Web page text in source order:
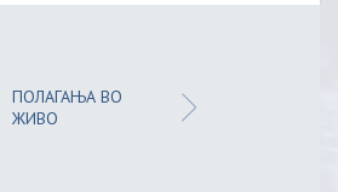
ПОЛАГАЊА ВО
ЖИВО